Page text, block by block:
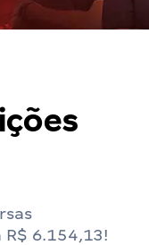
6.154,13!